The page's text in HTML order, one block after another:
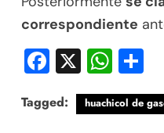
correspondiente
Facebook
X
Tagged: huachicol de